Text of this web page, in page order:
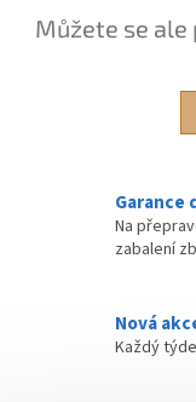
Můžete se
Garance
Na
zabalení
Nová
Každý